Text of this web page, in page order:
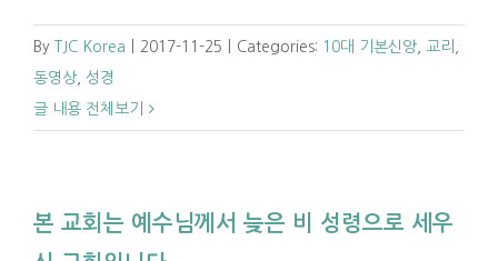
By TJC Korea 2017-11-25 Categories: 10대 기본신앙 교리
동영상 성경
글 내용 전체보기
본 교회는 예수님께서 늦은 비 성령으로 세우